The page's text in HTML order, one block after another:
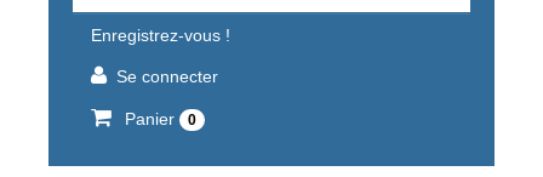
un
produit
Enregistrez-vous !
Se connecter
Panier 0